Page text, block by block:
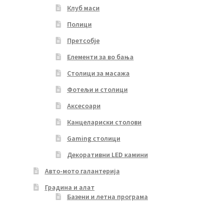
Клуб маси
Полици
Претсобје
Елементи за во бања
Столици за масажа
Фотељи и столици
Аксесоари
Канцелариски столови
Gaming столици
Декоративни LED камини
Авто-мото галантерија
Градина и алат
Базени и летна програма